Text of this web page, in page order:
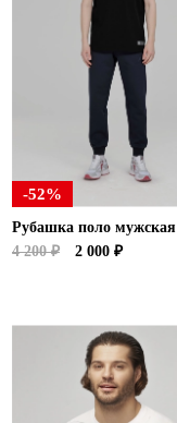
-52%
Рубашка поло мужская
4 200 ₽
2 000 ₽